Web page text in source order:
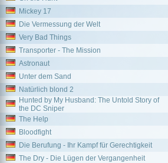
Mickey 17
Die Vermessung der Welt
Very Bad Things
Transporter - The Mission
Astronaut
Unter dem Sand
Natürlich blond 2
Hunted by My Husband: The Untold Story of
the DC Sniper
The Help
Bloodfight
Die Berufung - Ihr Kampf für Gerechtigkeit
The Dry - Die Lügen der Vergangenheit